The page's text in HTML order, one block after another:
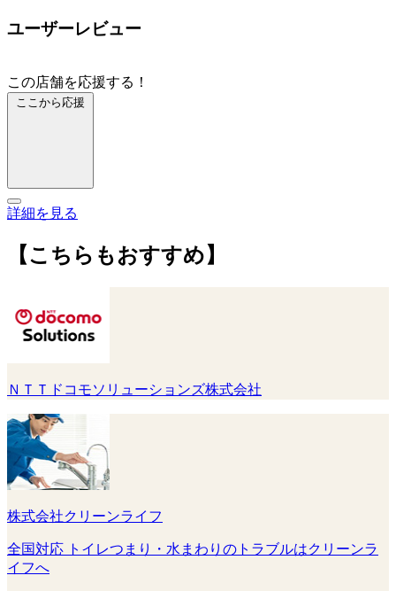
ユーザーレビュー
この店舗を応援する！
ここから応援
詳細を見る
【こちらもおすすめ】
ＮＴＴドコモソリューションズ株式会社
株式会社クリーンライフ
全国対応 トイレつまり・水まわりのトラブルはクリーンラ
イフへ